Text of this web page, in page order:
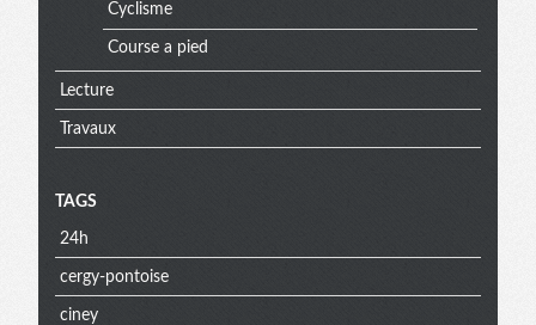
Cyclisme
Course a pied
Lecture
Travaux
TAGS
24h
cergy-pontoise
ciney